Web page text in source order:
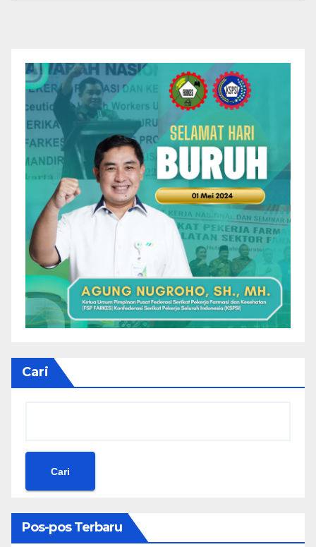
Cari
Cari
Pos-pos Terbaru